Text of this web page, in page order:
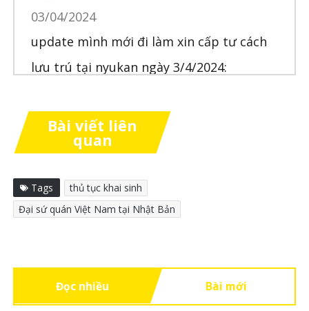
03/04/2024
update mình mới đi làm xin cấp tư cách
lưu trú tại nyukan ngày 3/4/2024:
mặt có dấu thụ lý
- Các giấy tờ khác trong đây vẫn cần
khu W để họ check hồ sơ và viết cho 1 tờ
giới thiệu, cầm tờ đó và bộ hồ sơ tới quầy
buổi sáng tới trưa thì rất vắng rất nhanh
nhưng tới cuối giờ chiều thì lại rất đông,
Bài viết liên
quan
Tags
thủ tục khai sinh
Đại sứ quán Việt Nam tại Nhật Bản
Đọc nhiều Bài mới